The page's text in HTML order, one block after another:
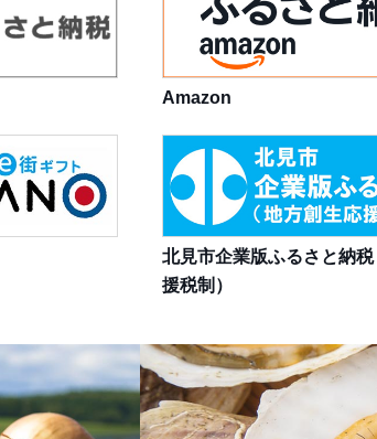
Amazon
北見市企業版ふるさと納
援税制）